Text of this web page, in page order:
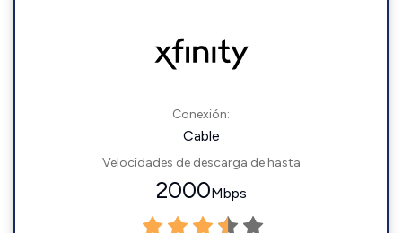
Conexión:
Cable
Velocidades de descarga de hasta
2000Mbps